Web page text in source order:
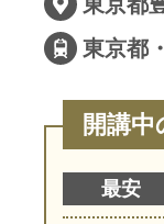
東京都
開講
最安